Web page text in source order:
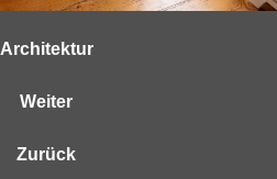
Architektur
Weiter
Zurück